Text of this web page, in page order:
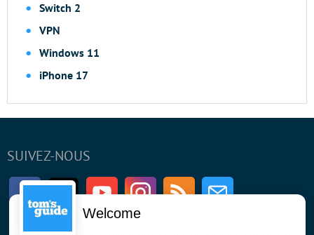
Switch 2
VPN
Windows 11
iPhone 17
SUIVEZ-NOUS
FacebookTwitter Youtube InstagramRSS Newsletter
Welcome